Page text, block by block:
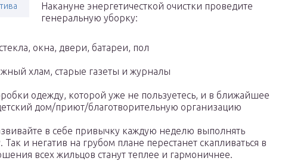
Накануне энергетичесткой очистки проведите
генеральную уборку:
окна, двери, батареи, пол
хлам, старые газеты и журналы
одежду, которой уже не пользуетесь, и в ближайшее
дом/приют/благотворительную организацию
в себе привычку каждую неделю выполнять
и негатив на грубом плане перестанет скапливаться в
всех жильцов станут теплее и гармоничнее.